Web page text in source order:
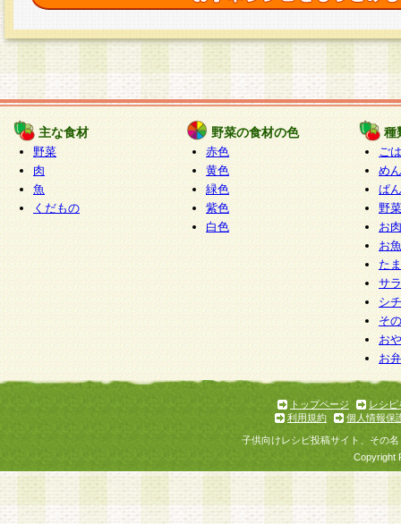
主な食材
野菜
肉
魚
くだもの
野菜の食材の色
赤色
黄色
緑色
紫色
白色
種
ご
めん
ぱん
野
お
お
た
サ
シ
そ
お
お
トップページ
レシピ
利用規約
個人情報保
子供向けレシピ投稿サイト、その
Copyright